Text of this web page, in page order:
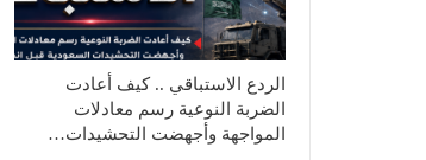
الردع الاستباقي .. كيف أعادت
الضربة النوعية رسم معادلات
المواجهة وأجهضت التحشيدات…